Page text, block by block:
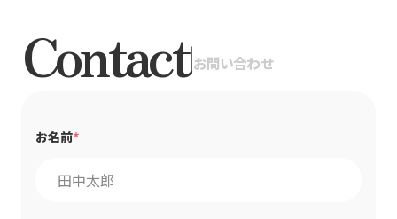
Contact|お問い合わせ
お名前*